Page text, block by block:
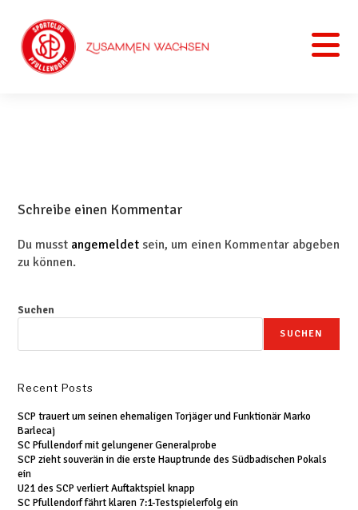
Schreibe einen Kommentar
Du musst angemeldet sein, um einen Kommentar abgeben
zu können.
Suchen
SUCHEN
Recent Posts
SCP trauert um seinen ehemaligen Torjäger und Funktionär Marko
Barlecaj
SC Pfullendorf mit gelungener Generalprobe
SCP zieht souverän in die erste Hauptrunde des Südbadischen Pokals
ein
U21 des SCP verliert Auftaktspiel knapp
SC Pfullendorf fährt klaren 7:1-Testspielerfolg ein